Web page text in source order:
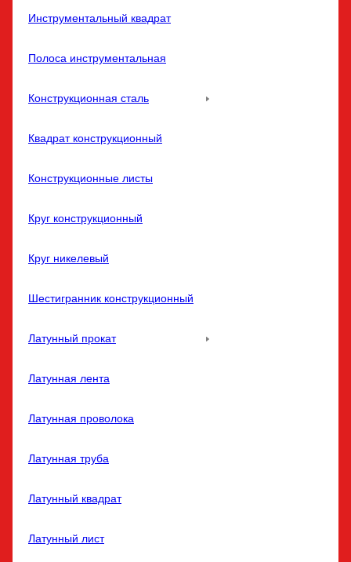
Инструментальный квадрат
Полоса инструментальная
Конструкционная сталь
Квадрат конструкционный
Конструкционные листы
Круг конструкционный
Круг никелевый
Шестигранник конструкционный
Латунный прокат
Латунная лента
Латунная проволока
Латунная труба
Латунный квадрат
Латунный лист